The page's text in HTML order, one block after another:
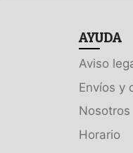
AYUDA
Aviso
Envíos y
Nosotros
Horario